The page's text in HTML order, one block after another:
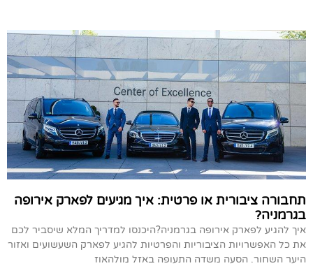
תחבורה ציבורית או פרטית: איך מגיעים לפארק אירופה
בגרמניה?
איך להגיע לפארק אירופה בגרמניה?היכנסו למדריך המלא שיסביר לכם
את כל האפשרויות הציבוריות והפרטיות להגיע לפארק השעשועים ואזור
היער השחור. הסעה משדה התעופה באזל מולהאוז